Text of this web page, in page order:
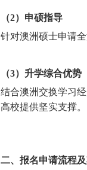
（2）申硕指导
针对澳洲硕士申请
（3）升学综合优势
结合澳洲交换学习
高校提供坚实支撑。
二、 报名申请流程